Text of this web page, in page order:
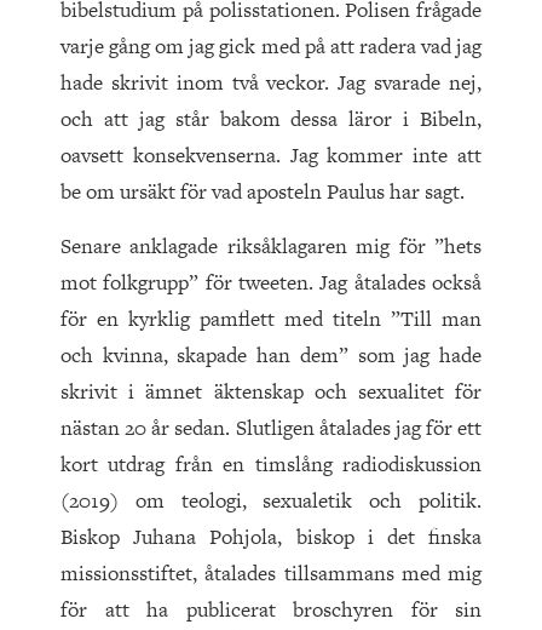
bibelstudium på polisstationen. Polisen frågade
varje gång om jag gick med på att radera vad jag
hade skrivit inom två veckor. Jag svarade nej,
och att jag står bakom dessa läror i Bibeln,
oavsett konsekvenserna. Jag kommer inte att
be om ursäkt för vad aposteln Paulus har sagt.
Senare anklagade riksåklagaren mig för ”hets
mot folkgrupp” för tweeten. Jag åtalades också
för en kyrklig pamflett med titeln ”Till man
och kvinna, skapade han dem” som jag hade
skrivit i ämnet äktenskap och sexualitet för
nästan 20 år sedan. Slutligen åtalades jag för ett
kort utdrag från en timslång radiodiskussion
(2019) om teologi, sexualetik och politik.
Biskop Juhana Pohjola, biskop i det finska
missionsstiftet, åtalades tillsammans med mig
för att ha publicerat broschyren för sin